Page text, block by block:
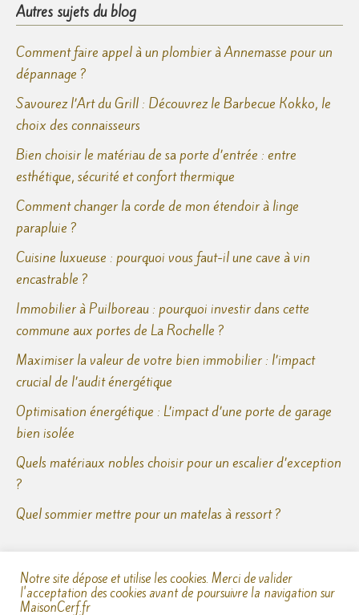
Autres sujets du blog
Comment faire appel à un plombier à Annemasse pour un
dépannage ?
Savourez l’Art du Grill : Découvrez le Barbecue Kokko, le
choix des connaisseurs
Bien choisir le matériau de sa porte d’entrée : entre
esthétique, sécurité et confort thermique
Comment changer la corde de mon étendoir à linge
parapluie ?
Cuisine luxueuse : pourquoi vous faut-il une cave à vin
encastrable ?
Immobilier à Puilboreau : pourquoi investir dans cette
commune aux portes de La Rochelle ?
Maximiser la valeur de votre bien immobilier : l’impact
crucial de l’audit énergétique
Optimisation énergétique : L’impact d’une porte de garage
bien isolée
Quels matériaux nobles choisir pour un escalier d’exception
?
Quel sommier mettre pour un matelas à ressort ?
Notre site dépose et utilise les cookies. Merci de valider
l'acceptation des cookies avant de poursuivre la navigation sur
MaisonCerf.fr